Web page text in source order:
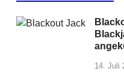
14. Juli